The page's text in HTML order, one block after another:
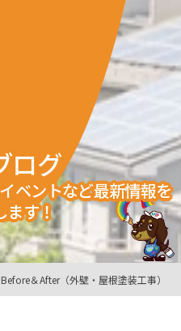
ログ
ベントなど最新情報を
ます！
＆After（外壁・屋根塗装工事）